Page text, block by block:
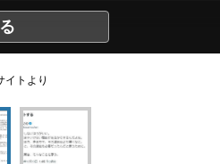
イトより